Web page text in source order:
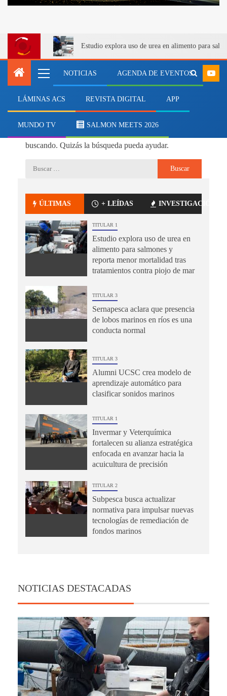
Estudio explora uso de urea en alimento para
NOTICIAS AGENDA DE EVENTOS
LÁMINAS ACS REVISTA DIGITAL APP
MUNDO TV SALMON MEETS 2026
No se ha encontrado nada
buscando. Quizás la búsqueda pueda ayudar.
ÚLTIMAS + LEÍDAS INVESTIGACIÓN
TITULAR 1
Estudio explora uso de urea en
alimento para salmones y
reporta menor mortalidad tras
tratamientos contra piojo de mar
TITULAR 3
Sernapesca aclara que presencia
de lobos marinos en ríos es una
conducta normal
TITULAR 3
Alumni UCSC crea modelo de
aprendizaje automático para
clasificar sonidos marinos
TITULAR 1
Invermar y Veterquímica
fortalecen su alianza estratégica
enfocada en avanzar hacia la
acuicultura de precisión
TITULAR 2
Subpesca busca actualizar
normativa para impulsar nuevas
tecnologías de remediación de
fondos marinos
NOTICIAS DESTACADAS